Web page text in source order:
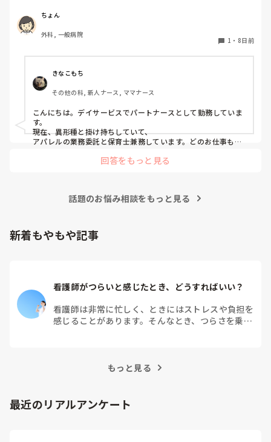
でゆっくりされたらいいのではないかと思います😊
なが〜いお休み、サイコーですよ👍️
ちょん
外科, 一般病院
1 ・ 8日前
きなこもち
その他の科, 新人ナース, ママナース
こんにちは。デイサービスでパートナースとして勤務していま
す。
現在、異形種と掛け持ちしていて、
アパレルの業務委託と保育士兼務しています。どのお仕事も、
回答をもっと見る
話題のお悩み相談をもっと見る
新着もやもや記事
看護師がつらいと感じたとき、どうすればいい？
看護師は非常に忙しく、ときにはストレスや負担を
感じることがあります。そんなとき、つらさを乗り
もっと見る
最近のリアルアンケート